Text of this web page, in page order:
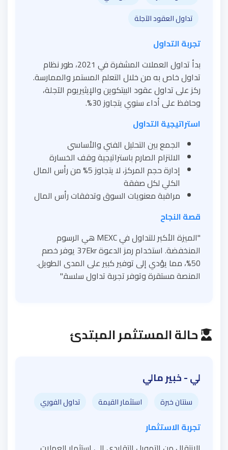
تداول العقود الآجلة
تجربة التداول
بدأ تداول العملات المشفرة في 2021، طور نظام
تداول خاص به من خلال التعلم المستمر والممارسة.
ركز على تداول عقود البيتكوين والإيثيريوم الآجلة،
وحافظ على أداء سنوي يتجاوز 30%.
استراتيجية التداول
الجمع بين التحليل الفني والأساسي
الالتزام الصارم باستراتيجية وقف الخسارة
إدارة حجم المركز، لا يتجاوز 5% من رأس المال
الكلي لكل صفقة
مراقبة معنويات السوق وتدفقات رأس المال
قصة النجاح
"الميزة الأكبر للتداول في MEXC هي الرسوم
المنخفضة. استخدام رمز الدعوة 37Ekr يوفر خصم
50%، مما يؤدي إلى توفير كبير على المدى الطويل.
المنصة مستقرة وتوفر تجربة تداول سلسة."
حالة المستثمر المبتدئ
لي - خبير مالي
سنتان خبرة استثمار القيمة تداول الفوري
تجربة الاستثمار